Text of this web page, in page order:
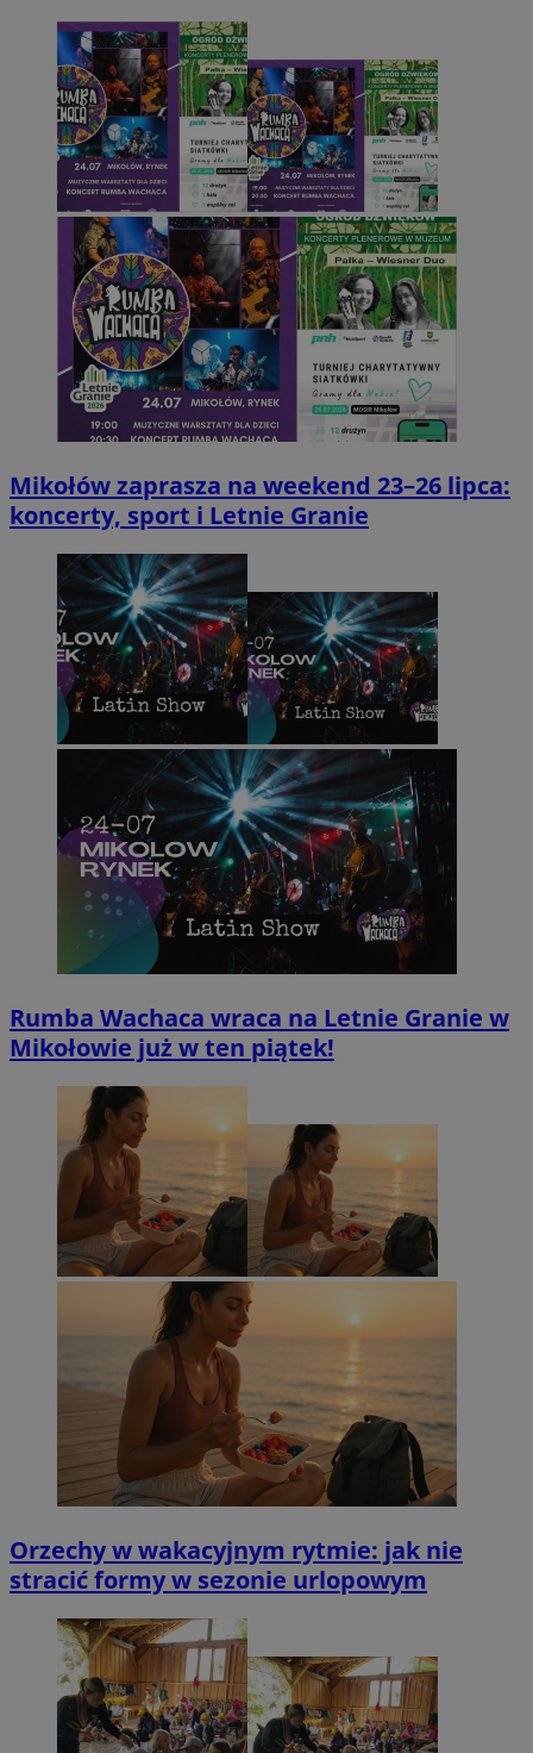
Mikołów zaprasza na weekend 23–26 lipca:
koncerty, sport i Letnie Granie
Rumba Wachaca wraca na Letnie Granie w
Mikołowie już w ten piątek!
Orzechy w wakacyjnym rytmie: jak nie
stracić formy w sezonie urlopowym